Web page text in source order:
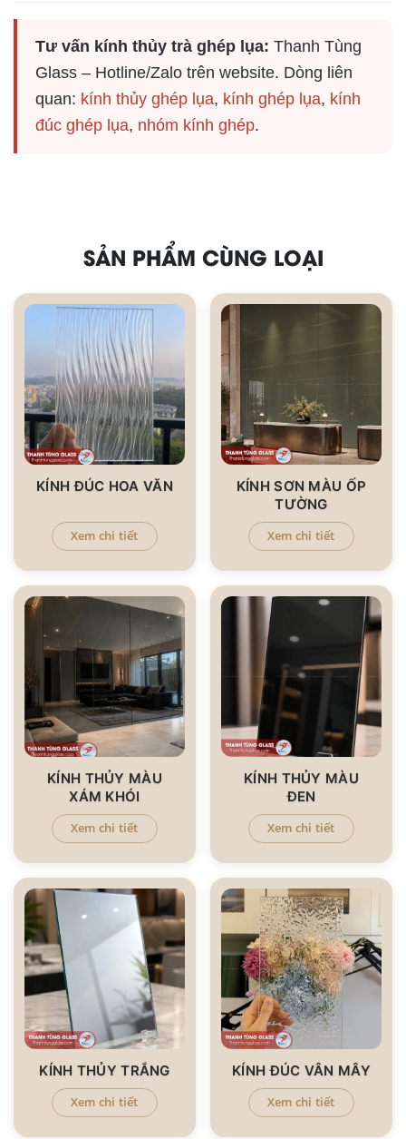
Tư vấn kính thủy trà ghép lụa: Thanh Tùng
Glass – Hotline/Zalo trên website. Dòng liên
quan: kính thủy ghép lụa, kính ghép lụa, kính
đúc ghép lụa, nhóm kính ghép.
SẢN PHẨM CÙNG LOẠI
KÍNH ĐÚC HOA VĂN
Xem chi tiết
KÍNH SƠN MÀU ỐP
TƯỜNG
Xem chi tiết
KÍNH THỦY MÀU
XÁM KHÓI
Xem chi tiết
KÍNH THỦY MÀU
ĐEN
Xem chi tiết
KÍNH THỦY TRẮNG
Xem chi tiết
KÍNH ĐÚC VÂN MÂY
Xem chi tiết